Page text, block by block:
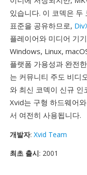
있습니다. 이 코덱은 두
표준을 공유하므로,
플레이어와 미디어 기
Windows, Linux,
플랫폼 가용성과 완전
는 커뮤니티 주도 비디
와 최신 코덱이 신규 인
Xvid는 구형 하드웨어
서 여전히 사용됩니다.
개발자: Xvid Team
최초 출시: 2001